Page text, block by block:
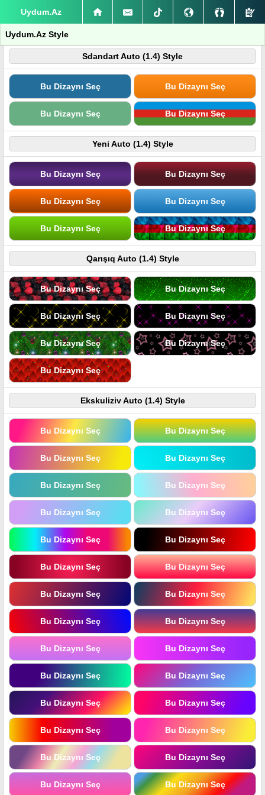
Uydum.Az
Uydum.Az Style
Sdandart Auto (1.4) Style
Bu Dizaynı Seç Bu Dizaynı Seç
Bu Dizaynı Seç Bu Dizaynı Seç
Yeni Auto (1.4) Style
Bu Dizaynı Seç Bu Dizaynı Seç
Bu Dizaynı Seç Bu Dizaynı Seç
Bu Dizaynı Seç Bu Dizaynı Seç
Qarışıq Auto (1.4) Style
Bu Dizaynı Seç Bu Dizaynı Seç
Bu Dizaynı Seç Bu Dizaynı Seç
Bu Dizaynı Seç Bu Dizaynı Seç
Bu Dizaynı Seç
Ekskuliziv Auto (1.4) Style
Bu Dizaynı Seç Bu Dizaynı Seç
Bu Dizaynı Seç Bu Dizaynı Seç
Bu Dizaynı Seç Bu Dizaynı Seç
Bu Dizaynı Seç Bu Dizaynı Seç
Bu Dizaynı Seç Bu Dizaynı Seç
Bu Dizaynı Seç Bu Dizaynı Seç
Bu Dizaynı Seç Bu Dizaynı Seç
Bu Dizaynı Seç Bu Dizaynı Seç
Bu Dizaynı Seç Bu Dizaynı Seç
Bu Dizaynı Seç Bu Dizaynı Seç
Bu Dizaynı Seç Bu Dizaynı Seç
Bu Dizaynı Seç Bu Dizaynı Seç
Bu Dizaynı Seç Bu Dizaynı Seç
Bu Dizaynı Seç Bu Dizaynı Seç